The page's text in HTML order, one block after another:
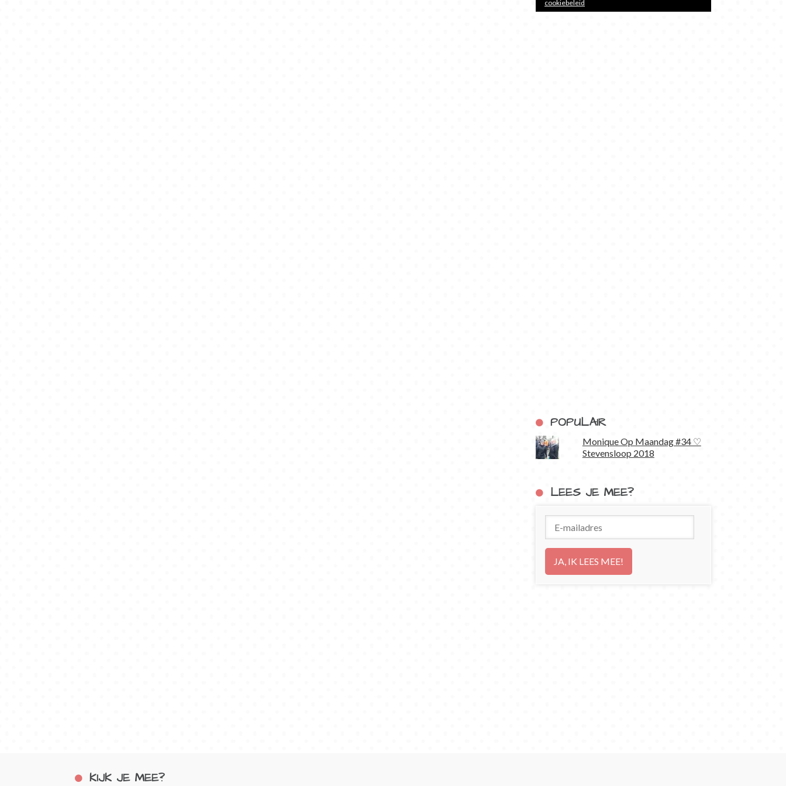
cookiebeleid
POPULAIR
Monique Op Maandag #34 ♡
Stevensloop 2018
LEES JE MEE?
mailadres
KIJK JE MEE?